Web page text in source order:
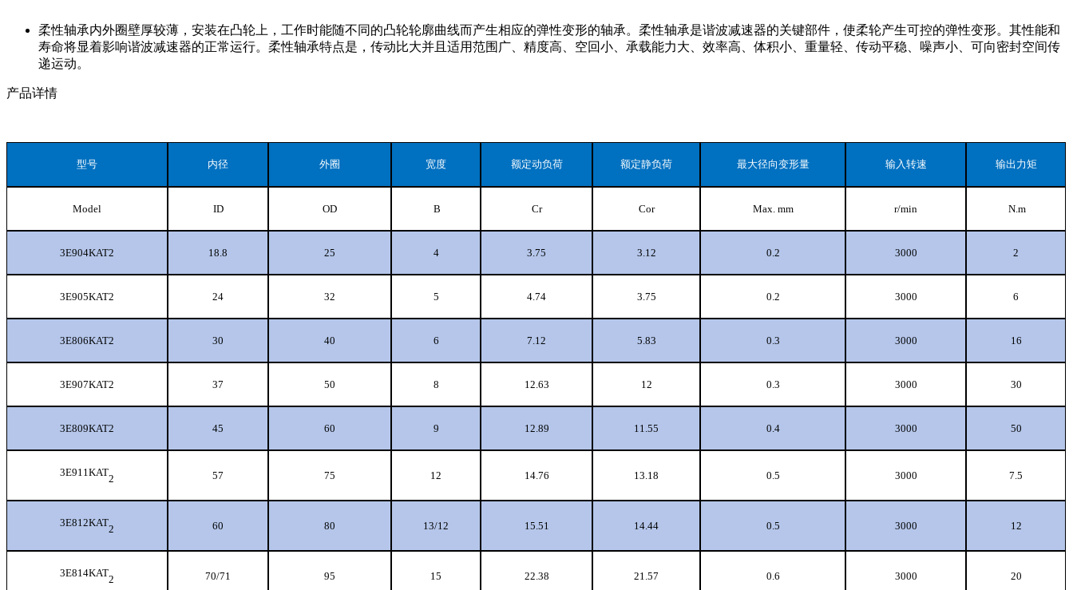
柔性轴承内外圈壁厚较薄，安装在凸轮上，工作时能随不同的凸轮轮廓曲线而产生相应的弹性变形的轴承。柔性轴承是谐波减速器的关键部件，使柔轮产生可控的弹性变形。其性能和
寿命将显着影响谐波减速器的正常运行。柔性轴承特点是，传动比大并且适用范围广、精度高、空回小、承载能力大、效率高、体积小、重量轻、传动平稳、噪声小、可向密封空间传
递运动。
产品详情
型号 内径 外圈 宽度 额定动负荷 额定静负荷 最大径向变形量 输入转速 输出力矩
Model ID OD B Cr Cor Max. mm r/min N.m
3E904KAT2 18.8 25 4 3.75 3.12 0.2 3000 2
3E905KAT2 24 32 5 4.74 3.75 0.2 3000 6
3E806KAT2 30 40 6 7.12 5.83 0.3 3000 16
3E907KAT2 37 50 8 12.63 12 0.3 3000 30
3E809KAT2 45 60 9 12.89 11.55 0.4 3000 50
3E911KAT
2 57 75 12 14.76 13.18 0.5 3000 7.5
3E812KAT
2 60 80 13/12 15.51 14.44 0.5 3000 12
3E814KAT
2 70/71 95 15 22.38 21.57 0.6 3000 20